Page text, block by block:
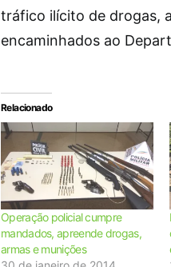
tráfico ilícito de drogas,
encaminhados ao
Relacionado
Operação policial cumpre
mandados, apreende drogas,
armas e munições